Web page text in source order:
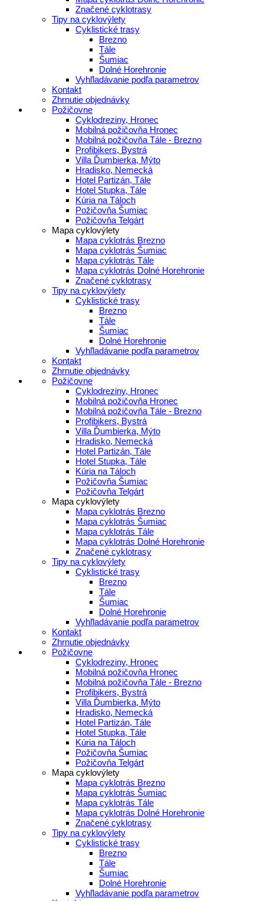
Značené cyklotrasy
Tipy na cyklovýlety
Cyklistické trasy
Brezno
Tále
Šumiac
Dolné Horehronie
Vyhľladávanie podľa parametrov
Kontakt
Zhrnutie objednávky
Požičovne
Cyklodreziny, Hronec
Mobilná požičovňa Hronec
Mobilná požičovňa Tále - Brezno
Profibikers, Bystrá
Villa Ďumbierka, Mýto
Hradisko, Nemecká
Hotel Partizán, Tále
Hotel Stupka, Tále
Kúria na Táloch
Požičovňa Šumiac
Požičovňa Telgárt
Mapa cyklovýlety
Mapa cyklotrás Brezno
Mapa cyklotrás Šumiac
Mapa cyklotrás Tále
Mapa cyklotrás Dolné Horehronie
Značené cyklotrasy
Tipy na cyklovýlety
Cyklistické trasy
Brezno
Tále
Šumiac
Dolné Horehronie
Vyhľladávanie podľa parametrov
Kontakt
Zhrnutie objednávky
Požičovne
Cyklodreziny, Hronec
Mobilná požičovňa Hronec
Mobilná požičovňa Tále - Brezno
Profibikers, Bystrá
Villa Ďumbierka, Mýto
Hradisko, Nemecká
Hotel Partizán, Tále
Hotel Stupka, Tále
Kúria na Táloch
Požičovňa Šumiac
Požičovňa Telgárt
Mapa cyklovýlety
Mapa cyklotrás Brezno
Mapa cyklotrás Šumiac
Mapa cyklotrás Tále
Mapa cyklotrás Dolné Horehronie
Značené cyklotrasy
Tipy na cyklovýlety
Cyklistické trasy
Brezno
Tále
Šumiac
Dolné Horehronie
Vyhľladávanie podľa parametrov
Kontakt
Zhrnutie objednávky
Požičovne
Cyklodreziny, Hronec
Mobilná požičovňa Hronec
Mobilná požičovňa Tále - Brezno
Profibikers, Bystrá
Villa Ďumbierka, Mýto
Hradisko, Nemecká
Hotel Partizán, Tále
Hotel Stupka, Tále
Kúria na Táloch
Požičovňa Šumiac
Požičovňa Telgárt
Mapa cyklovýlety
Mapa cyklotrás Brezno
Mapa cyklotrás Šumiac
Mapa cyklotrás Tále
Mapa cyklotrás Dolné Horehronie
Značené cyklotrasy
Tipy na cyklovýlety
Cyklistické trasy
Brezno
Tále
Šumiac
Dolné Horehronie
Vyhľladávanie podľa parametrov